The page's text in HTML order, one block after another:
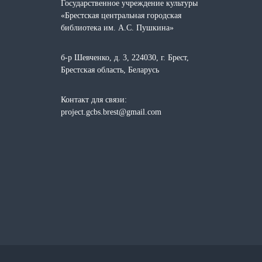
Государственное учреждение культуры
«Брестская центральная городская
библиотека им. А.С. Пушкина»
б-р Шевченко, д. 3, 224030, г. Брест,
Брестская область, Беларусь
Контакт для связи:
project.gcbs.brest@gmail.com